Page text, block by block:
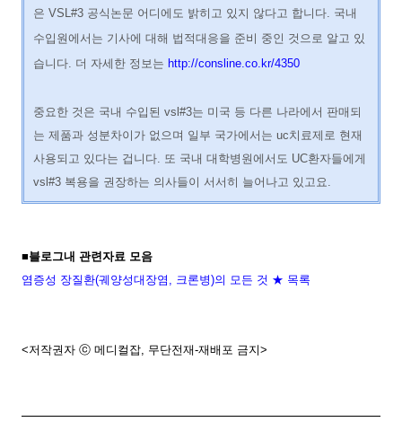
은 VSL#3 공식논문 어디에도 밝히고 있지 않다고 합니다. 국내
수입원에서는 기사에 대해 법적대응을 준비 중인 것으로 알고 있
습니다. 더 자세한 정보는 http://consline.co.kr/4350
중요한 것은 국내 수입된 vsl#3는 미국 등 다른 나라에서 판매되
는 제품과 성분차이가 없으며 일부 국가에서는 uc치료제로 현재
사용되고 있다는 겁니다. 또 국내 대학병원에서도 UC환자들에게
vsl#3 복용을 권장하는 의사들이 서서히 늘어나고 있고요.
■블로그내 관련자료 모음
염증성 장질환(궤양성대장염, 크론병)의 모든 것 ★ 목록
<저작권자 ⓒ 메디컬잡, 무단전재-재배포 금지>